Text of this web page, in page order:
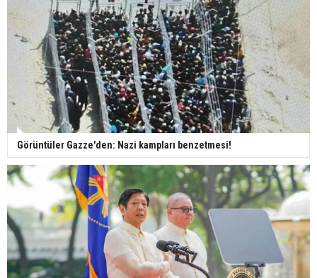
Görüntüler Gazze'den: Nazi kampları benzetmesi!